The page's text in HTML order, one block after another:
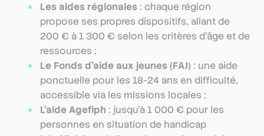
Les aides régionales : chaque région
propose ses propres dispositifs, allant de
200 € à 1 300 € selon les critères d’âge et de
ressources ;
Le Fonds d’aide aux jeunes (FAJ) : une aide
ponctuelle pour les 18-24 ans en difficulté,
accessible via les missions locales ;
L’aide Agefiph : jusqu’à 1 000 € pour les
personnes en situation de handicap